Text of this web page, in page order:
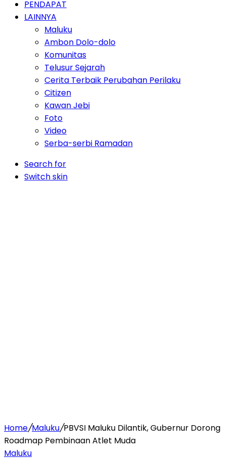
PENDAPAT
LAINNYA
Maluku
Ambon Dolo-dolo
Komunitas
Telusur Sejarah
Cerita Terbaik Perubahan Perilaku
Citizen
Kawan Jebi
Foto
Video
Serba-serbi Ramadan
Search for
Switch skin
Home/Maluku/PBVSI Maluku Dilantik, Gubernur Dorong
Roadmap Pembinaan Atlet Muda
Maluku